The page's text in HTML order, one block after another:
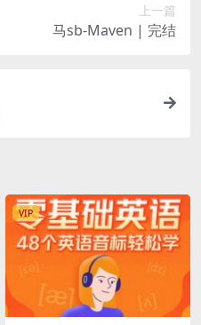
上一篇
马sb-Maven | 完结
VIP